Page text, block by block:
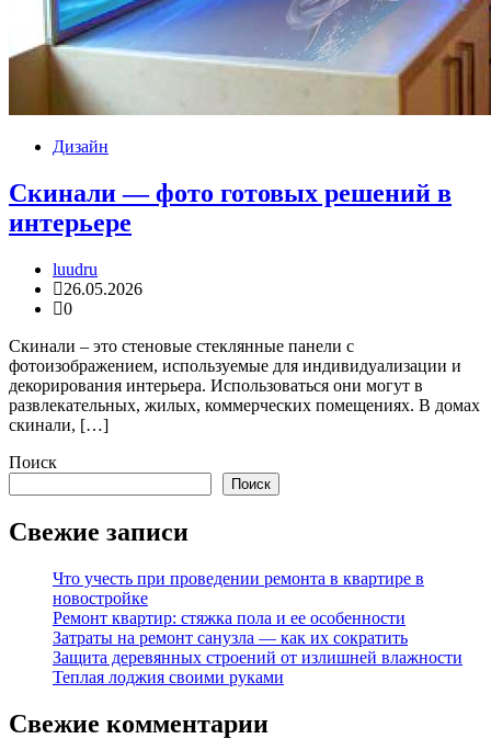
Дизайн
Скинали — фото готовых решений в
интерьере
luudru
26.05.2026
0
Скинали – это стеновые стеклянные панели с
фотоизображением, используемые для индивидуализации и
декорирования интерьера. Использоваться они могут в
развлекательных, жилых, коммерческих помещениях. В домах
скинали, […]
Поиск
Поиск
Свежие записи
Что учесть при проведении ремонта в квартире в
новостройке
Ремонт квартир: стяжка пола и ее особенности
Затраты на ремонт санузла — как их сократить
Защита деревянных строений от излишней влажности
Теплая лоджия своими руками
Свежие комментарии